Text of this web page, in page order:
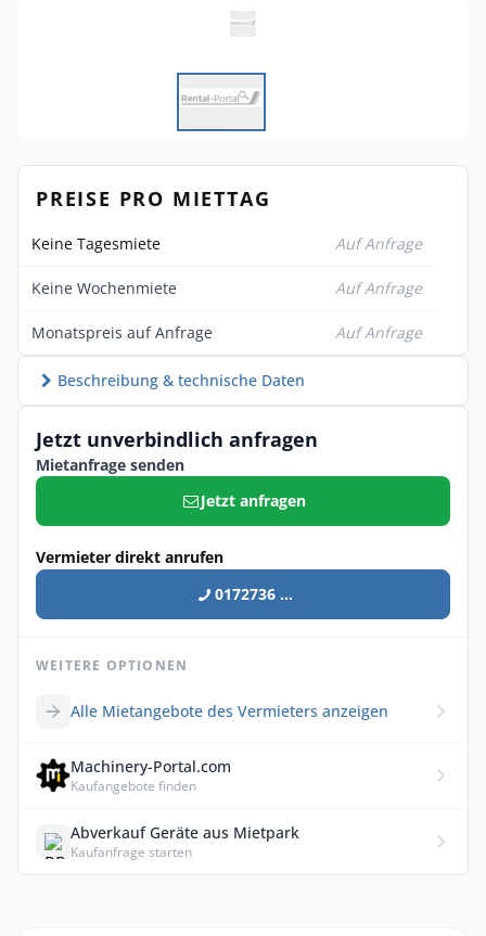
PREISE PRO MIETTAG
Keine Tagesmiete Auf Anfrage
Keine Wochenmiete Auf Anfrage
Monatspreis auf Anfrage Auf Anfrage
Beschreibung & technische Daten
Jetzt unverbindlich anfragen
Mietanfrage senden
Jetzt anfragen
Vermieter direkt anrufen
0172736 ...
WEITERE OPTIONEN
Alle Mietangebote des Vermieters anzeigen
Machinery-Portal.com
Kaufangebote finden
Abverkauf Geräte aus Mietpark
Kaufanfrage starten